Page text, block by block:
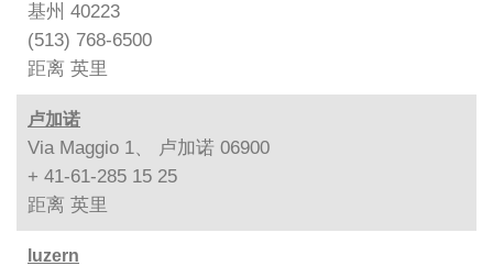
基州 40223
(513) 768-6500
距离 英里
卢加诺
Via Maggio 1、 卢加诺 06900
+ 41-61-285 15 25
距离 英里
luzern